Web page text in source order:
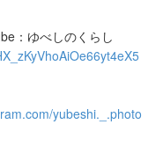
：ゆべしのくらし
yubeshi._.photo